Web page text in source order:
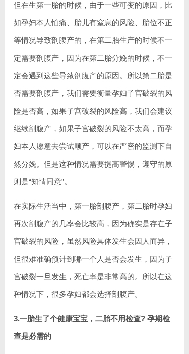
但在生第一胎的时候，由于一些可变的原因，比
如孕妇本人怕痛、胎儿有窒息的风险、胎位不正
等情况导致剖腹产的，在第二胎生产的时候不一
定需要剖腹产，因为在第二胎分娩的时候，不一
定会遇到这些导致剖腹产的原因。所以第二胎是
否需要剖腹产，我们需要衡量孕妇子宫破裂的风
险是否高，如果子宫破裂的风险高，我们会建议
继续剖腹产，如果子宫破裂的风险不太高，而孕
妇本人愿意去尝试顺产，可以在严密的监测下自
然分娩。但是这种情况需要提高警惕，遵守的原
则是“知情同意”。
在实际生活当中，第一胎剖腹产，第二胎时孕妇
再次剖腹产的几率会比较高，因为确实是存在子
宫破裂的风险，虽然风险具体发生会因人而异，
但很难准确预计到哪一个人是否会发生，因为子
宫破裂一旦发生，死亡率是非常高的。所以在这
种情况下，很多孕妇都会选择剖腹产。
3.一胎生了个健康宝宝，二胎不用检查? 孕期检
查是必需的